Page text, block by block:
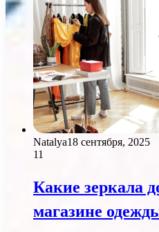
Natalya18 сентября, 2025
11
Какие зеркала
магазине